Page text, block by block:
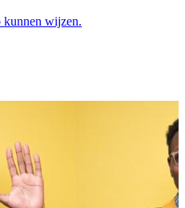
kunnen wijzen.